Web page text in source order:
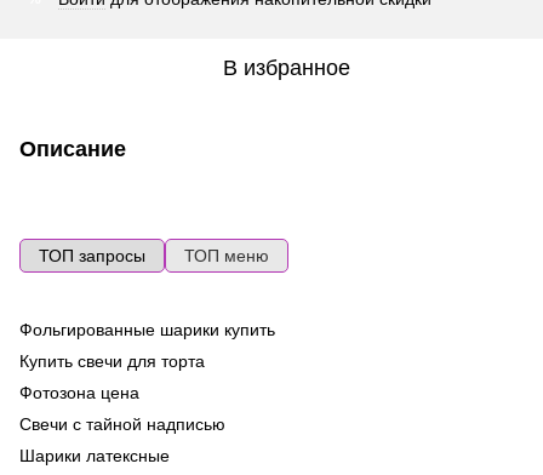
В избранное
Описание
ТОП запросы ТОП меню
Фольгированные шарики купить
Купить свечи для торта
Фотозона цена
Свечи с тайной надписью
Шарики латексные